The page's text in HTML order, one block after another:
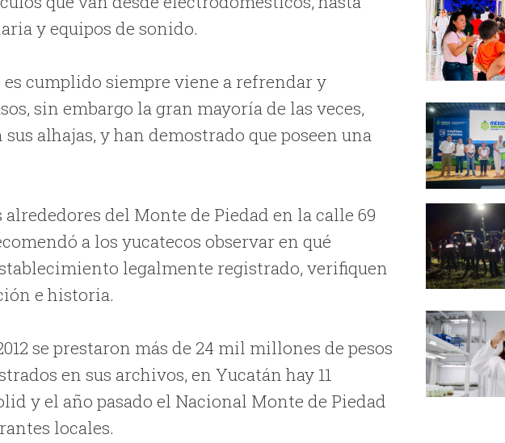
y equipos de sonido.
cumplido siempre viene a refrendar y
sin embargo la gran mayoría de las veces,
alhajas, y han demostrado que poseen una
del Monte de Piedad en la calle 69
a los yucatecos observar en qué
legalmente registrado, verifiquen
e historia.
se prestaron más de 24 mil millones de pesos
en sus archivos, en Yucatán hay 11
y el año pasado el Nacional Monte de Piedad
locales.